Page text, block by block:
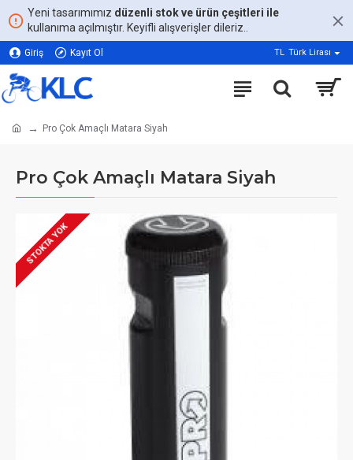
Yeni tasarımımız düzenli stok ve ürün çeşitleri ile
kullanıma açılmıştır. Keyifli alışverişler dileriz..
Giriş Kayıt Ol TL Türk Lirası
Pro Çok Amaçlı Matara Siyah
Pro Çok Amaçlı Matara Siyah
STOKTA YOK